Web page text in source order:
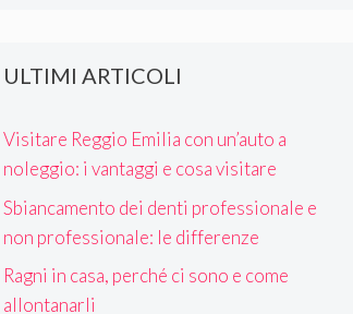
ULTIMI ARTICOLI
Visitare Reggio Emilia con un’auto a
noleggio: i vantaggi e cosa visitare
Sbiancamento dei denti professionale e
non professionale: le differenze
Ragni in casa, perché ci sono e come
allontanarli